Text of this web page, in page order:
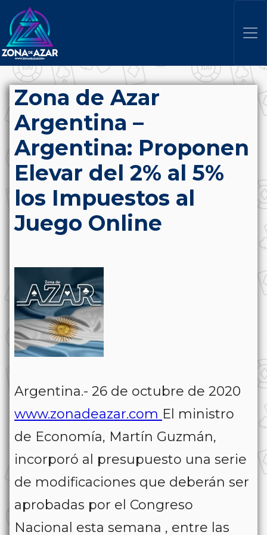
Zona de Azar
Argentina –
Argentina: Proponen
Elevar del 2% al 5%
los Impuestos al
Juego Online
Argentina.- 26 de octubre de 2020
www.zonadeazar.com El ministro
de Economía, Martín Guzmán,
incorporó al presupuesto una serie
de modificaciones que deberán ser
aprobadas por el Congreso
Nacional esta semana , entre las